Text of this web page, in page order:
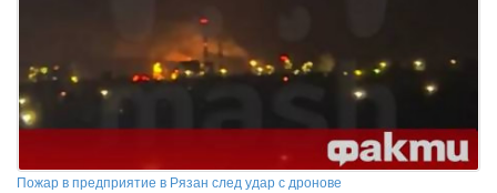
Пожар в предприятие в Рязан след удар с дронове